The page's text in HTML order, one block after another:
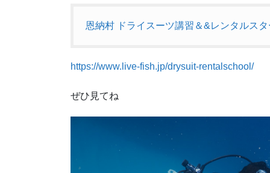
恩納村 ドライスーツ講習＆&レンタルス
https://www.live-fish.jp/drysuit-rentalschool/
ぜひ見てね